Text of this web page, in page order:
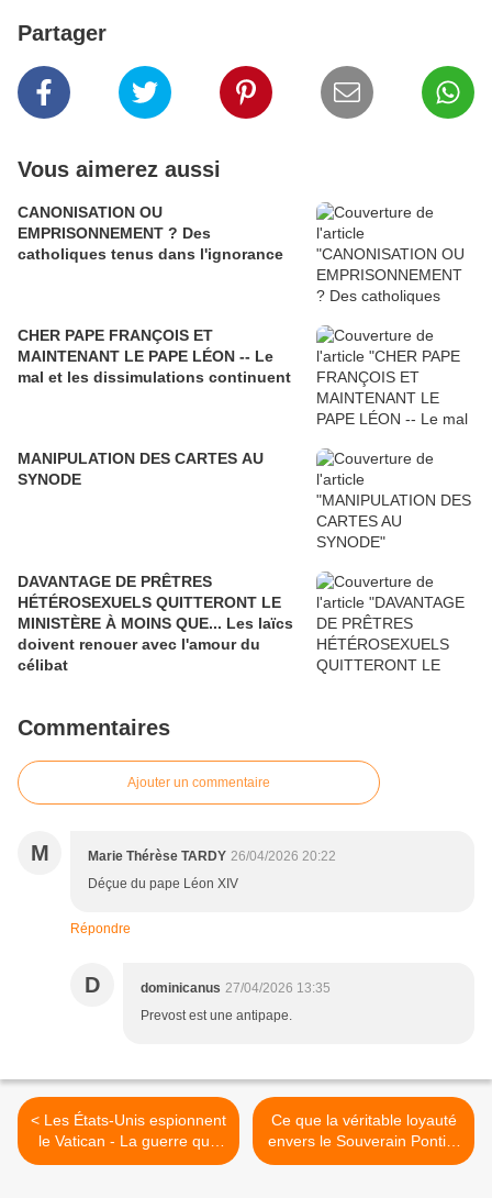
Partager
Vous aimerez aussi
CANONISATION OU
EMPRISONNEMENT ? Des
catholiques tenus dans l'ignorance
CHER PAPE FRANÇOIS ET
MAINTENANT LE PAPE LÉON -- Le
mal et les dissimulations continuent
MANIPULATION DES CARTES AU
SYNODE
DAVANTAGE DE PRÊTRES
HÉTÉROSEXUELS QUITTERONT LE
MINISTÈRE À MOINS QUE... Les laïcs
doivent renouer avec l'amour du
célibat
Commentaires
Ajouter un commentaire
M Marie Thérèse TARDY 26/04/2026 20:22
Déçue du pape Léon XIV
Répondre
D dominicanus 27/04/2026 13:35
Prevost est une antipape.
< Les États-Unis espionnent
le Vatican - La guerre que
mène Trump contre le
Ce que la véritable loyauté
envers le Souverain Pontife
veut dire >